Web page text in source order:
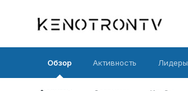
Обзор Активность Лидеры